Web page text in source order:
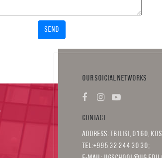
Send
Our Soicial Networks
Contact
Address: Tbilisi, 0160,
Tel:+995 32 244 30 30;